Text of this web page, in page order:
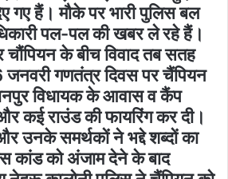
गए हैं। मौके पर भारी पुलिस बल
पल-पल की खबर ले रहे हैं।
के बीच विवाद तब सतह
गणतंत्र दिवस पर चैंपियन
विधायक के आवास व कैंप
कई राउंड की फायरिंग कर दी।
उनके समर्थकों ने भद्दे शब्दों का
कांड को अंजाम देने के बाद